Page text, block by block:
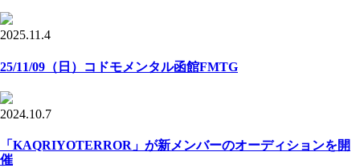
2025.11.4
25/11/09（日）コドモメンタル函館FMTG
2024.10.7
「KAQRIYOTERROR」が新メンバーのオーディションを開
催